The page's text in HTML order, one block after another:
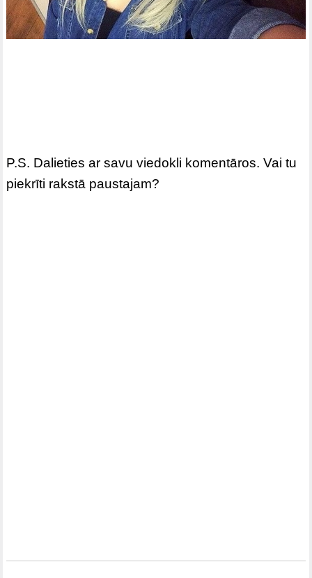
P.S. Dalieties ar savu viedokli komentāros. Vai tu
piekrīti rakstā paustajam?